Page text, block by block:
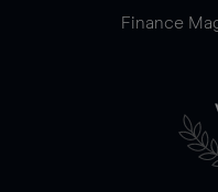
Finance